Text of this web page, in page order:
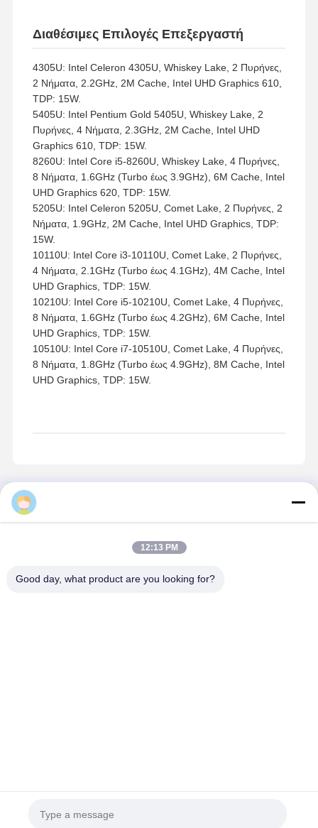
Διαθέσιμες Επιλογές Επεξεργαστή
4305U: Intel Celeron 4305U, Whiskey Lake, 2 Πυρήνες,
2 Νήματα, 2.2GHz, 2M Cache, Intel UHD Graphics 610,
TDP: 15W.
5405U: Intel Pentium Gold 5405U, Whiskey Lake, 2
Πυρήνες, 4 Νήματα, 2.3GHz, 2M Cache, Intel UHD
Graphics 610, TDP: 15W.
8260U: Intel Core i5-8260U, Whiskey Lake, 4 Πυρήνες,
8 Νήματα, 1.6GHz (Turbo έως 3.9GHz), 6M Cache, Intel
UHD Graphics, TDP: 15W.
10210U: Intel Core i5-10210U, Comet Lake, 4 Πυρήνες,
8 Νήματα, 1.6GHz (Turbo έως 4.2GHz), 6M Cache, Intel
10510U: Intel Core i7-10510U, Comet Lake, 4 Πυρήνες,
UHD Graphics, TDP: 15W.
12:13 PM
Good day, what product are you looking for?